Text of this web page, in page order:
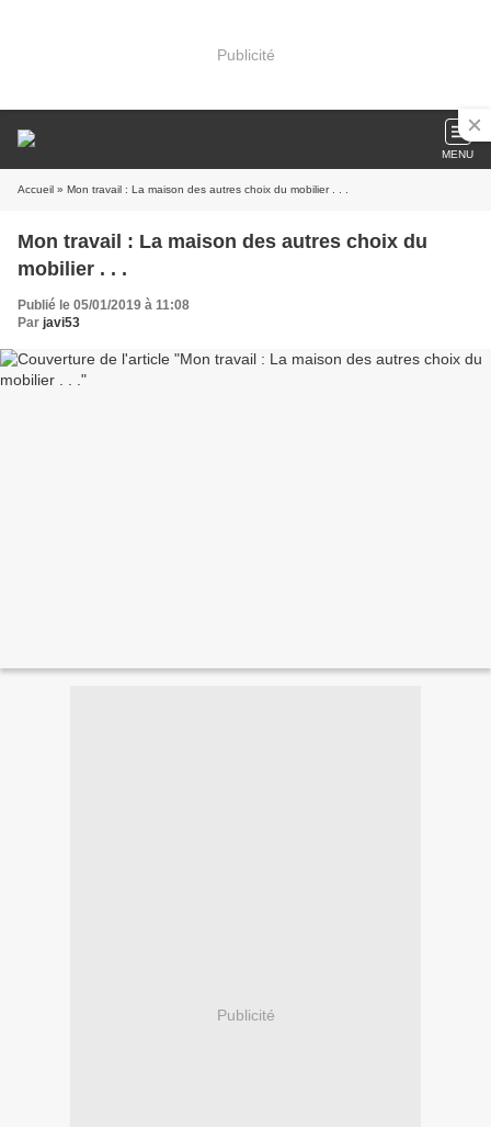
Publicité
MENU
Accueil » Mon travail : La maison des autres choix du mobilier . . .
Mon travail : La maison des autres choix du
mobilier . . .
Publié le 05/01/2019 à 11:08
Par javi53
Publicité